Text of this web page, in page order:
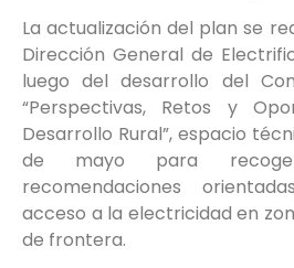
La actualización del plan se
Dirección General de
luego del desarrollo del
“Perspectivas, Retos y
Desarrollo Rural”, espacio
de mayo para
recomendaciones
acceso a la electricidad en
de frontera.